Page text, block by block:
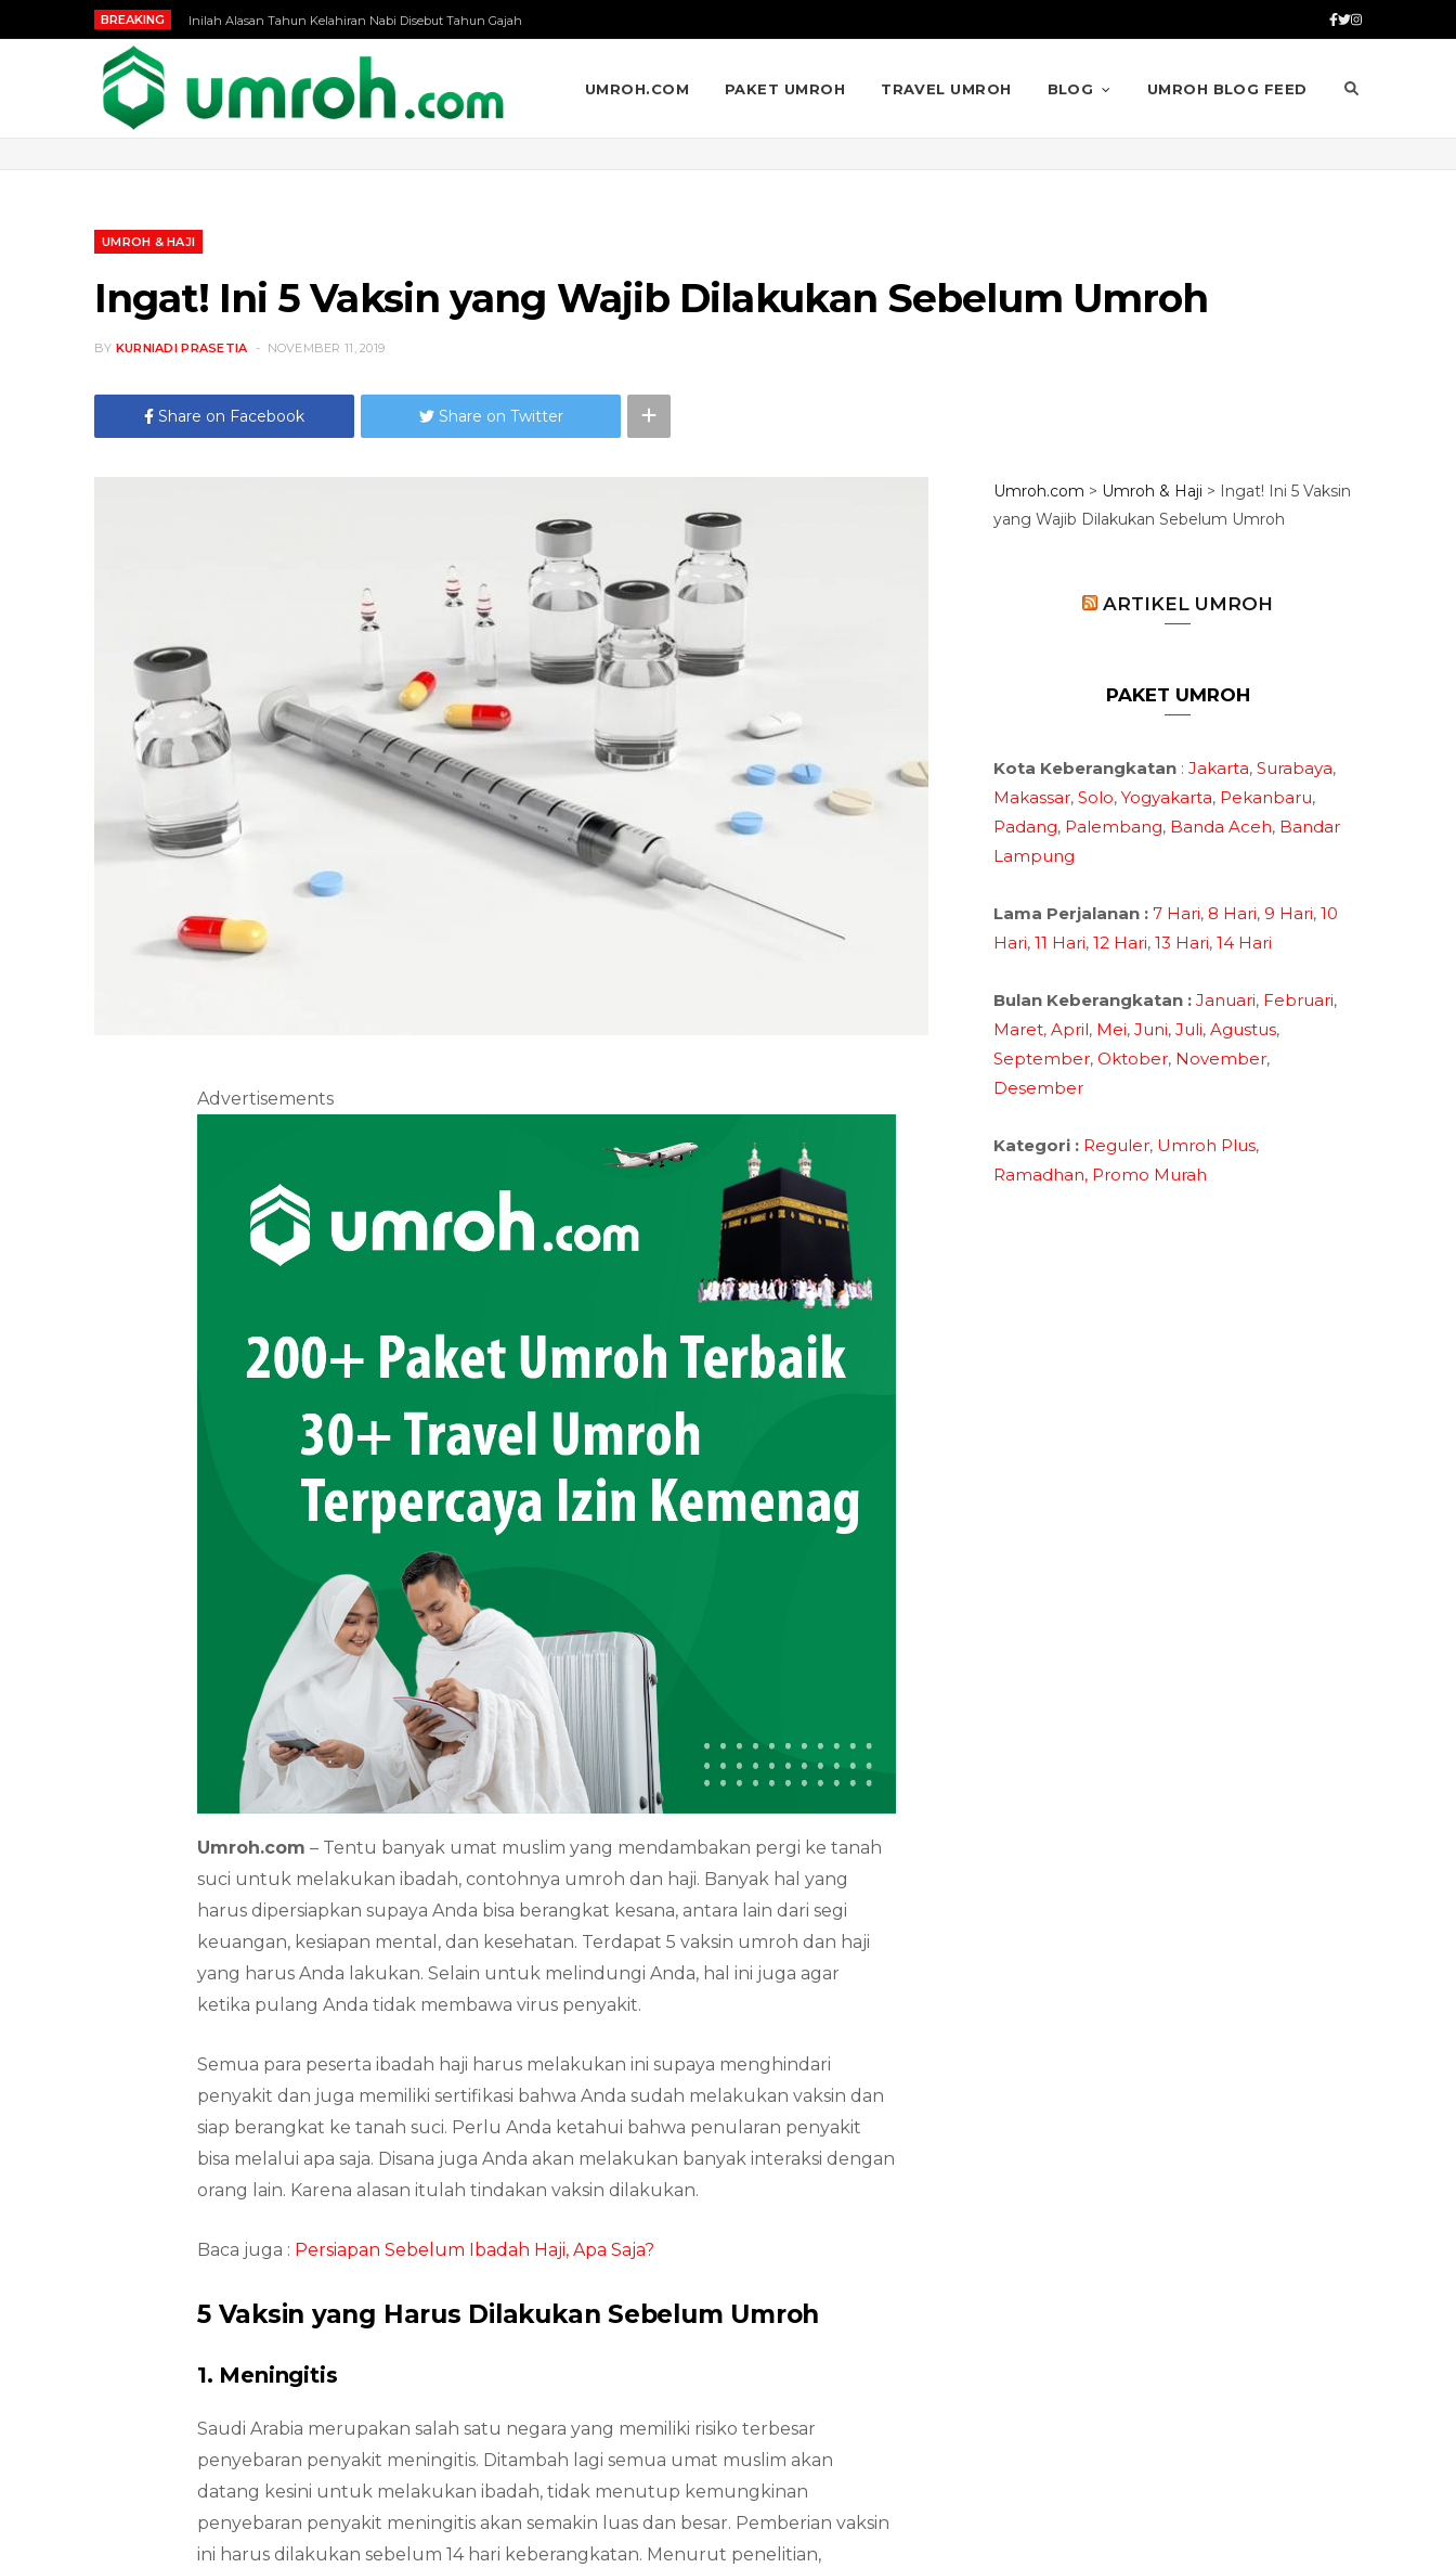
BREAKING Inilah Alasan Tahun Kelahiran Nabi Disebut Tahun Gajah
UMROH.COM PAKET UMROH TRAVEL UMROH BLOG UMROH BLOG FEED
UMROH & HAJI
Ingat! Ini 5 Vaksin yang Wajib Dilakukan Sebelum Umroh
BY KURNIADI PRASETIA NOVEMBER 11, 2019
Share on Facebook Share on Twitter
Advertisements
Umroh.com – Tentu banyak umat muslim yang mendambakan pergi ke tanah
suci untuk melakukan ibadah, contohnya umroh dan haji. Banyak hal yang
harus dipersiapkan supaya Anda bisa berangkat kesana, antara lain dari segi
keuangan, kesiapan mental, dan kesehatan. Terdapat 5 vaksin umroh dan haji
yang harus Anda lakukan. Selain untuk melindungi Anda, hal ini juga agar
ketika pulang Anda tidak membawa virus penyakit.
Semua para peserta ibadah haji harus melakukan ini supaya menghindari
penyakit dan juga memiliki sertifikasi bahwa Anda sudah melakukan vaksin dan
siap berangkat ke tanah suci. Perlu Anda ketahui bahwa penularan penyakit
bisa melalui apa saja. Disana juga Anda akan melakukan banyak interaksi dengan
orang lain. Karena alasan itulah tindakan vaksin dilakukan.
Baca juga : Persiapan Sebelum Ibadah Haji, Apa Saja?
5 Vaksin yang Harus Dilakukan Sebelum Umroh
1. Meningitis
Saudi Arabia merupakan salah satu negara yang memiliki risiko terbesar
penyebaran penyakit meningitis. Ditambah lagi semua umat muslim akan
datang kesini untuk melakukan ibadah, tidak menutup kemungkinan
penyebaran penyakit meningitis akan semakin luas dan besar. Pemberian vaksin
ini harus dilakukan sebelum 14 hari keberangkatan. Menurut penelitian,
Umroh.com > Umroh & Haji >
Ingat! Ini 5 Vaksin
yang Wajib Dilakukan Sebelum Umroh
ARTIKEL UMROH
PAKET UMROH
Kota Keberangkatan : Jakarta, Surabaya,
Makassar, Solo, Yogyakarta, Pekanbaru,
Padang, Palembang, Banda Aceh, Bandar
Lampung
Lama Perjalanan : 7 Hari, 8 Hari, 9 Hari, 10
Hari, 11 Hari, 12 Hari, 13 Hari, 14 Hari
Bulan Keberangkatan : Januari, Februari,
Maret, April, Mei, Juni, Juli, Agustus,
September, Oktober, November,
Desember
Kategori : Reguler, Umroh Plus,
Ramadhan, Promo Murah